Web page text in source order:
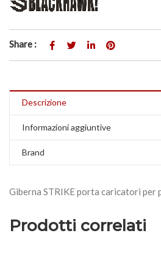
Share :
Descrizione
Informazioni aggiuntive
Brand
Giberna STRIKE porta caricatori per
Prodotti correlati